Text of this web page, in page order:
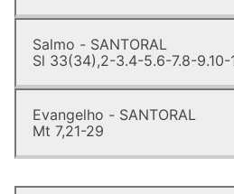
Salmo - SANTORAL
Sl 33(34),2-3.4-5.6-7.8-9.10-
Evangelho - SANTORAL
Mt 7,21-29